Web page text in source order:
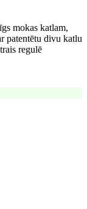
mokas katlam,
patentētu divu katlu
regulē